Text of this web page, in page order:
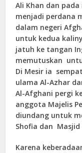
Ali Khan dan
menjadi perdana
dalam negeri
untuk kedua
jatuh ke tangan
memutuskan
Di Mesir ia
ulama Al-Azhar
Al-Afghani pergi
anggota Majelis
diundang untuk
Shofia dan Masjid
Karena